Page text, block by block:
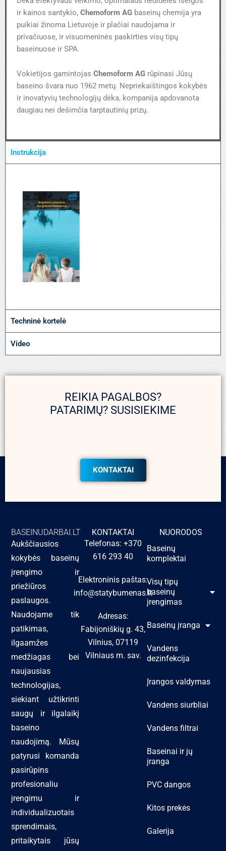
ir kainos santykio, Chemoform AG baseinų chemija yra
puikiai žinoma Lietuvoje ir plačiai naudojama ir
privačiuose, ir visuomeninės paskirties visų tipų
baseinuose ir SPA.
Vokietijos gamintojas Chemoform AG rūpinasi Jūsų
baseino švara nuo 1962 metų. Nepriekaištingos kokybės
ir inovatyvių technologijų dėka, kompanija apdovanota
daugiau nei dešimčia tarptautinių prizų.
Instrukcija
Techninė kortelė
Video
REIKIA PAGALBOS?
PATARIMŲ? SUSISIEKIME
KONTAKTAI
BASEINUDARBAI.LT
Aukščiausios
kokybės baseinų
įrengimo ir
priežiūros
paslaugos.
Naudojame tik
patikimas,
ilgaamžes
medžiagas bei
naujausias
technologijas,
siekiant užtikrinti
saugų ir ilgalaikį
baseino
naudojimą. Mūsų
patyrusi komanda
pasirūpins
profesionaliu
įrengimu ir
individualizuotais
sprendimais,
pritaikytais jūsų
KONTAKTAI
Telefonas: +370
616 293 40
Elektroninis paštas:
info@statybumenas.lt
Adresas:
Fabijoniškių g. 43,
Vilnius, 07119
Vilniaus m. sav.
NUORODOS
Baseinų
komplektai
Visų tipų
baseinų
įrengimas
Baseinų įranga
Vandens
dezinfekcija
Įrangos valdymas
Vandens siurbliai
Vandens filtrai
Baseinai ir jų
įranga
PVC dangos
Kitos prekės
Galerija